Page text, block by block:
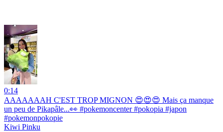
0:14
AAAAAAAH C'EST TROP MIGNON 😍😍😍 Mais ça manque
un peu de Pikapâle...👀 #pokemoncenter #pokopia #japon
#pokemonpokopie
Kiwi Pinku